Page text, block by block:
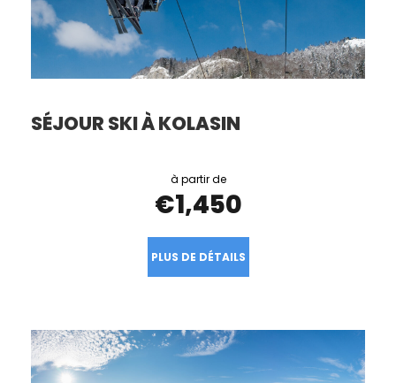
SÉJOUR SKI À KOLASIN
€1,450